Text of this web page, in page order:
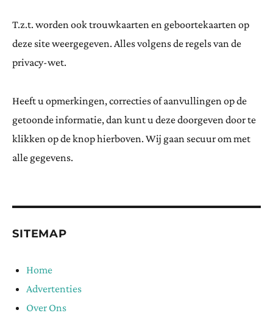
T.z.t. worden ook trouwkaarten en geboortekaarten op
deze site weergegeven. Alles volgens de regels van de
privacy-wet.
Heeft u opmerkingen, correcties of aanvullingen op de
getoonde informatie, dan kunt u deze doorgeven door te
klikken op de knop hierboven. Wij gaan secuur om met
alle gegevens.
SITEMAP
Home
Advertenties
Over Ons